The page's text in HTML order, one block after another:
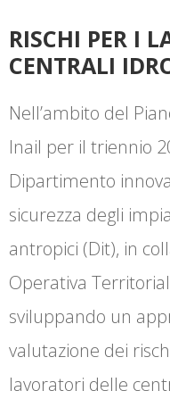
RISCHI PER I
CENTRALI
Nell’ambito del
Inail per il triennio
Dipartimento
sicurezza degli
antropici (Dit), in
Operativa
sviluppando un
valutazione dei
lavoratori delle